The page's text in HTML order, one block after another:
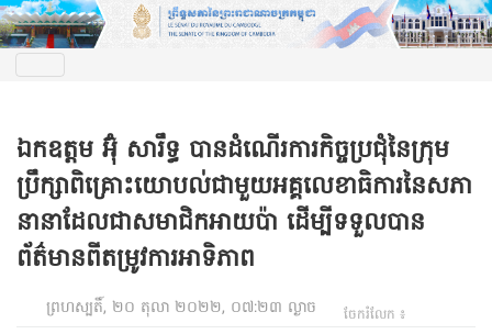
ឯកឧត្តម អ៊ុំ សារឹទ្ធ បានដំណើរការកិច្ចប្រជុំនៃក្រុម
ប្រឹក្សាពិគ្រោះយោបល់ជាមួយអគ្គលេខាធិការនៃសភា
នានាដែលជាសមាជិកអាយប៉ា ដើម្បីទទួលបាន
ព័ត៌មានពីតម្រូវការអាទិភាព
ព្រហស្បតិ៍, ២០ តុលា ២០២២, ០៧:២៣ ល្ងាច ចែករំលែក ៖